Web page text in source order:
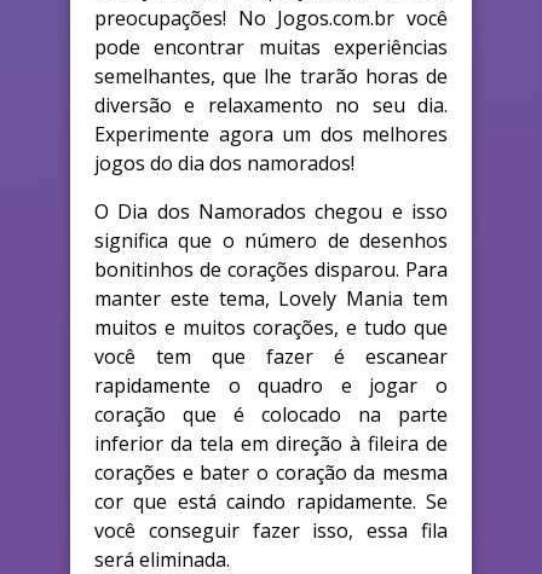
preocupações! No Jogos.com.br você
pode encontrar muitas experiências
semelhantes, que lhe trarão horas de
diversão e relaxamento no seu dia.
Experimente agora um dos melhores
jogos do dia dos namorados!
O Dia dos Namorados chegou e isso
significa que o número de desenhos
bonitinhos de corações disparou. Para
manter este tema, Lovely Mania tem
muitos e muitos corações, e tudo que
você tem que fazer é escanear
rapidamente o quadro e jogar o
coração que é colocado na parte
inferior da tela em direção à fileira de
corações e bater o coração da mesma
cor que está caindo rapidamente. Se
você conseguir fazer isso, essa fila
será eliminada.